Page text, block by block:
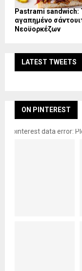
Pastrami sandwich:
αγαπημένο
Νεοϋορκέζων
LATEST TWEETS
ON PINTEREST
pinterest data error: